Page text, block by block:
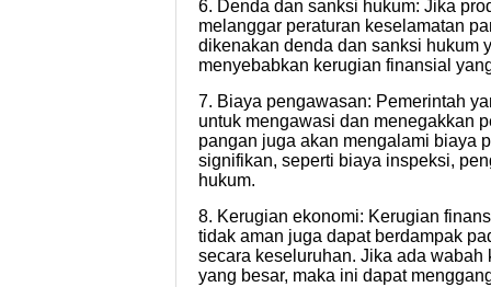
6. Denda dan sanksi hukum: Jika
melanggar peraturan keselamatan
dikenakan denda dan sanksi hukum
menyebabkan kerugian finansial
7. Biaya pengawasan: Pemerintah
untuk mengawasi dan menegakkan
pangan juga akan mengalami biaya
signifikan, seperti biaya inspeksi,
hukum.
8. Kerugian ekonomi: Kerugian
tidak aman juga dapat berdampak
secara keseluruhan. Jika ada wabah
yang besar, maka ini dapat